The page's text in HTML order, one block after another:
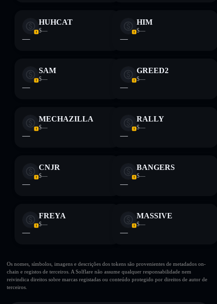
HUHCAT
$—
—
HIM
$—
—
SAM
$—
—
GREED2
$—
—
MECHAZILLA
$—
—
RALLY
$—
—
CNJR
$—
—
BANGERS
$—
—
FREYA
$—
—
MASSIVE
$—
—
Os nomes, símbolos, imagens e descrições dos tokens são provenientes de metadados on-
chain e registos de terceiros. A Solflare não assume qualquer responsabilidade nem
reivindica direitos sobre marcas registadas ou conteúdo protegido por direitos de autor de
terceiros.